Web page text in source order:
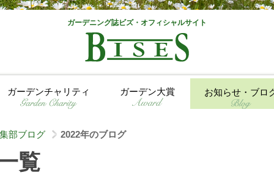
ガーデニング誌ビズ・オフィシャルサイト
ガーデンチャリティ ガーデン大賞 お知らせ・ブロ
部ブログ > 2022年のブログ
覧